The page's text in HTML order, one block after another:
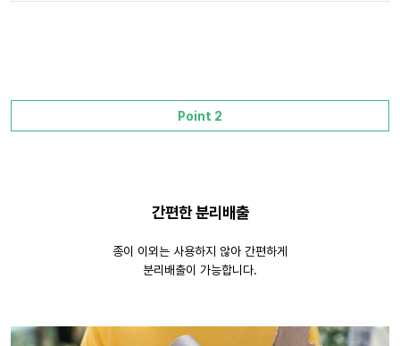
Point 2
간편한 분리배출
종이 이외는 사용하지 않아 간편하게
분리배출이 가능합니다.